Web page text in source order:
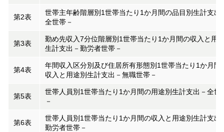
第2表
世帯主年齢階層別1世帯当たり1か月間の品目別生計支出
全世帯－
第3表
勤め先収入7分位階層別1世帯当たり1か月間の収入と用
生計支出－勤労者世帯－
第4表
年間収入区分別及び住居所有形態別1世帯当たり1か月間
収入と用途別生計支出－無職世帯－
第5表
世帯人員別1世帯当たり1か月間の用途別生計支出－全世
－
第6表
世帯人員別1世帯当たり1か月間の収入と用途別生計支出
勤労者世帯－